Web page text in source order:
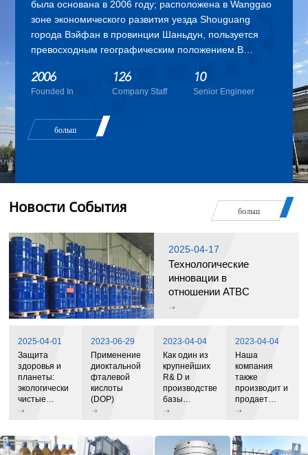
была основана в 2006 году; расположена в Wanggao
зоне экономического развития уезда Shouguang
города Вэйфан в провинции Шаньдун, пользуется
превосходным географическим положением.В
сотрудников, в том числе 10 старших инженеров, 16
специалистов и техников. Xinhohang является
интегрирующим исследования и разработки,
производство, продажи и обслуживание продуктов,
одной из крупнейших научно-исследовательских и
производственных баз для экологически чистых
2006
Founded In
126
Company Staff
10
Senior Engineer
больш
Новости События больш
2025-04-17
Технологические
инновации в
отношении ATBC
2025-04-01
Защита
здоровья и
планеты:
экологически
чистые
пластификаторы
будущего
2023-06-29
Применение
диоктальной
фталевой
кислоты
(DOP)
2023-04-04
Как один из
крупнейших
R& D и
производственные
базы
экологически
в Китае
2023-04-04
Наша
компания
также
производит и
продает
экологически
и